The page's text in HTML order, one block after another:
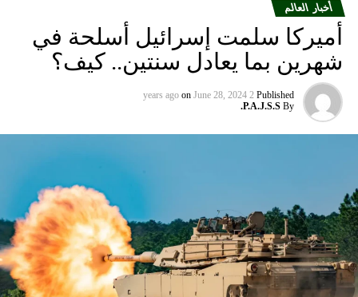
أخبار العالم
أميركا سلمت إسرائيل أسلحة في
شهرين بما يعادل سنتين.. كيف؟
Published
2 years ago
on June 28, 2024
By
P.A.J.S.S.